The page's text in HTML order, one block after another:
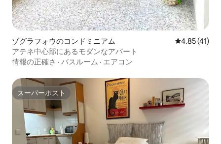
ゾグラフォウのコンドミニアム レビュー41
4.85 (41)
アテネ中心部にあるモダンなアパート
情報の正確さ · バスルーム · エアコン
スーパーホスト
スーパーホスト